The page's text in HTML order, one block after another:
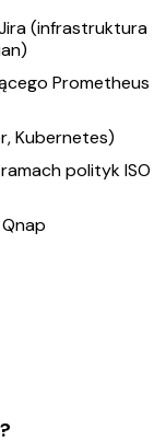
(infrastruktura
Prometheus
Kubernetes)
polityk ISO